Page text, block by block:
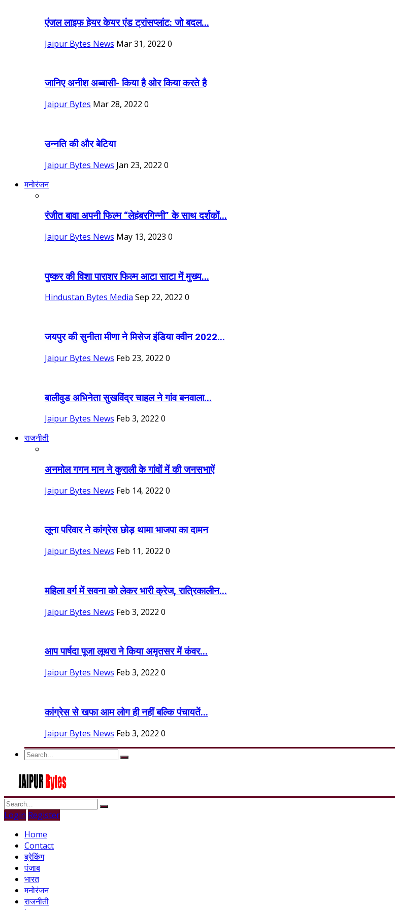
एंजल लाइफ हेयर केयर एंड ट्रांसप्लांट: जो बदल...
Jaipur Bytes News Mar 31, 2022 0
जानिए अनीश अब्बासी- किया है ओर किया करते है
Jaipur Bytes Mar 28, 2022 0
उन्नति की और बेटिया
Jaipur Bytes News Jan 23, 2022 0
मनोरंजन
रंजीत बावा अपनी फिल्म “लेहंबरगिन्नी” के साथ दर्शकों...
Jaipur Bytes News May 13, 2023 0
पुष्कर की विशा पाराशर फिल्म आटा साटा में मुख्य...
Hindustan Bytes Media Sep 22, 2022 0
जयपुर की सुनीता मीणा ने मिसेज इंडिया क्वीन 2022...
Jaipur Bytes News Feb 23, 2022 0
बालीवुड अभिनेता सुखविंद्र चाहल ने गांव बनवाला...
Jaipur Bytes News Feb 3, 2022 0
राजनीती
अनमोल गगन मान ने कुराली के गांवों में की जनसभाऐं
Jaipur Bytes News Feb 14, 2022 0
लूना परिवार ने कांग्रेस छोड़ थामा भाजपा का दामन
Jaipur Bytes News Feb 11, 2022 0
महिला वर्ग में सवना को लेकर भारी क्रेज, रात्रिकालीन...
Jaipur Bytes News Feb 3, 2022 0
आप पार्षदा पूजा लूथरा ने किया अमृतसर में कंवर...
Jaipur Bytes News Feb 3, 2022 0
कांग्रेस से खफा आम लोग ही नहीं बल्कि पंचायतें...
Jaipur Bytes News Feb 3, 2022 0
Login Register
Home
Contact
ब्रेकिंग
पंजाब
भारत
मनोरंजन
राजनीती